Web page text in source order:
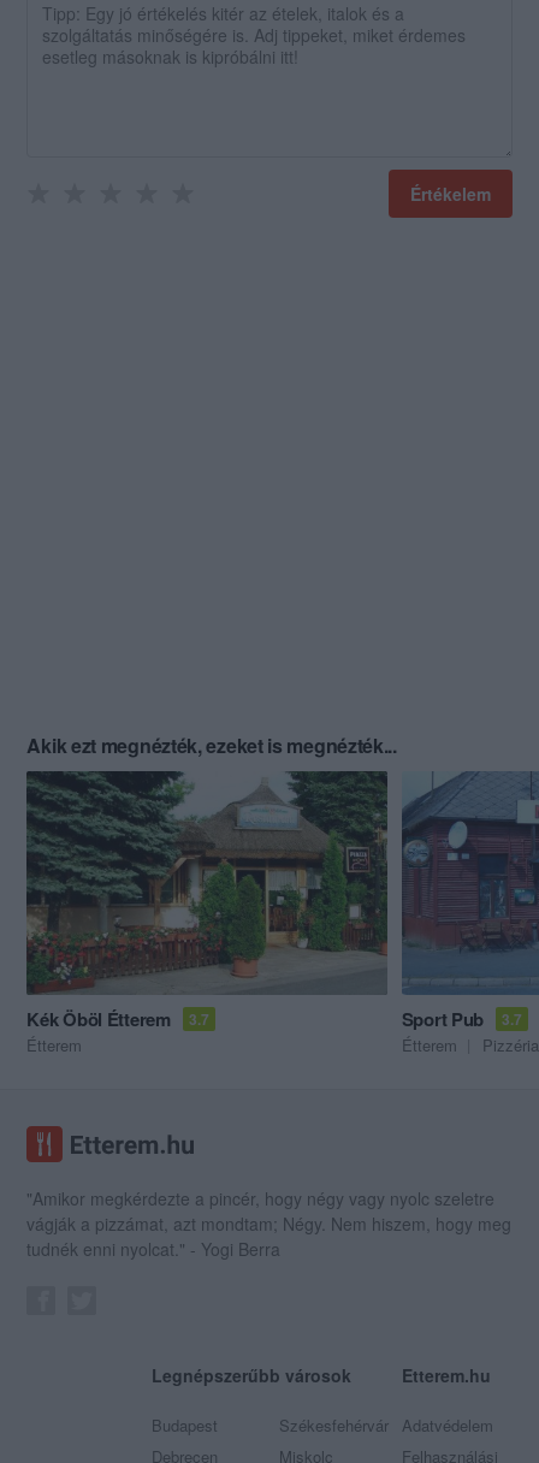
Értékelem
Akik ezt megnézték, ezeket is megnézték...
Kék Öböl Étterem 3.7
Étterem
Sport Pub 3.7
Étterem Pizzéria
"Amikor megkérdezte a pincér, hogy négy vagy nyolc szeletre
vágják a pizzámat, azt mondtam; Négy. Nem hiszem, hogy meg
tudnék enni nyolcat." - Yogi Berra
Legnépszerűbb városok
Budapest
Debrecen
Székesfehérvár
Miskolc
Etterem.hu
Adatvédelem
Felhasználási